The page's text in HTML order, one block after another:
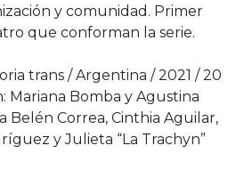
y comunidad. Primer
que conforman la serie.
trans / Argentina / 2021 / 20
Mariana Bomba y Agustina
Belén Correa, Cinthia Aguilar,
y Julieta “La Trachyn”